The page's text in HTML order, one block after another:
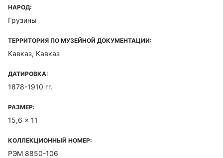
НАРОД:
Грузины
ТЕРРИТОРИЯ ПО МУЗЕЙНОЙ ДОКУМЕНТАЦИИ:
Кавказ, Кавказ
ДАТИРОВКА:
1878-1910 гг.
РАЗМЕР:
15,6 x 11
КОЛЛЕКЦИОННЫЙ НОМЕР:
РЭМ 8850-106